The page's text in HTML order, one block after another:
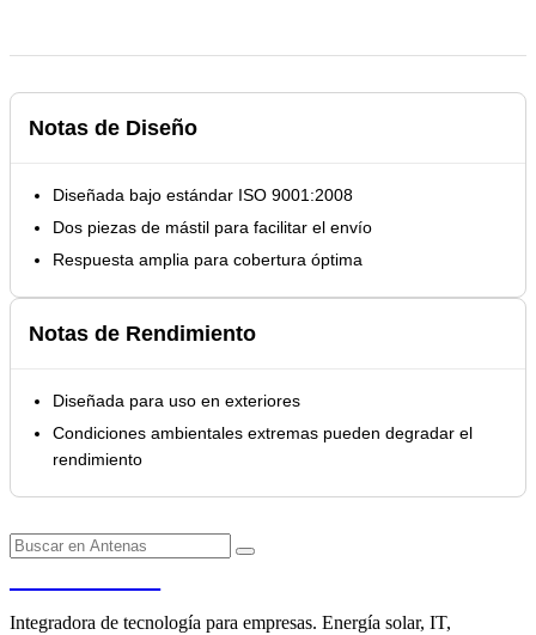
Notas de Diseño
Diseñada bajo estándar ISO 9001:2008
Dos piezas de mástil para facilitar el envío
Respuesta amplia para cobertura óptima
Notas de Rendimiento
Diseñada para uso en exteriores
Condiciones ambientales extremas pueden degradar el
rendimiento
Integradora de tecnología para empresas. Energía solar, IT,